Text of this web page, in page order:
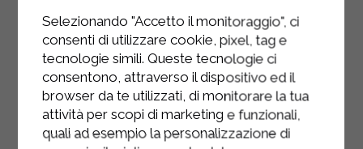
Une fois cuites, laissez-les refroidir
complètement.
Pour préparer la crème, mélangez la
ricotta Sterilgarda, le Strakì et 250 g
de saumon fumé (gardez le reste
pour la garniture) dans un robot
Selezionando "Accetto il monitoraggio", ci
consenti di utilizzare cookie, pixel, tag e
tecnologie simili. Queste tecnologie ci
consentono, attraverso il dispositivo ed il
browser da te utilizzati, di monitorare la tua
attività per scopi di marketing e funzionali,
quali ad esempio la personalizzazione di